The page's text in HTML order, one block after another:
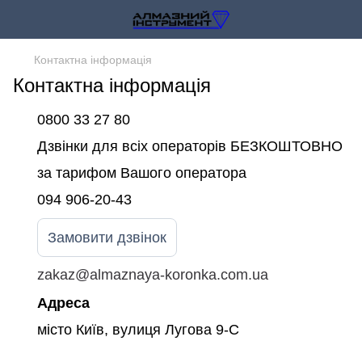
Контактна інформація
Контактна інформація
0800 33 27 80
Дзвінки для всіх операторів БЕЗКОШТОВНО
за тарифом Вашого оператора
094 906-20-43
Замовити дзвінок
zakaz@almaznaya-koronka.com.ua
Адреса
місто Київ, вулиця Лугова 9-С